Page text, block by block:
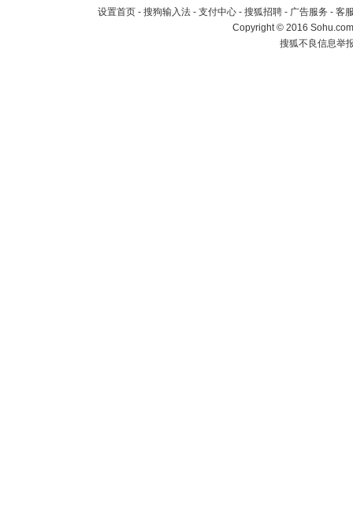
设置首页 - 搜狗输入法 - 支付中心 - 搜狐招聘 - 广告服务 - 客
Copyright©2016
搜狐不良信息举